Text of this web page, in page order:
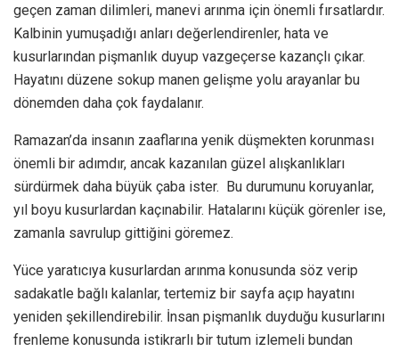
geçen zaman dilimleri, manevi arınma için önemli fırsatlardır.
Kalbinin yumuşadığı anları değerlendirenler, hata ve
kusurlarından pişmanlık duyup vazgeçerse kazançlı çıkar.
Hayatını düzene sokup manen gelişme yolu arayanlar bu
dönemden daha çok faydalanır.
Ramazan’da insanın zaaflarına yenik düşmekten korunması
önemli bir adımdır, ancak kazanılan güzel alışkanlıkları
sürdürmek daha büyük çaba ister. Bu durumunu koruyanlar,
yıl boyu kusurlardan kaçınabilir. Hatalarını küçük görenler ise,
zamanla savrulup gittiğini göremez.
Yüce yaratıcıya kusurlardan arınma konusunda söz verip
sadakatle bağlı kalanlar, tertemiz bir sayfa açıp hayatını
yeniden şekillendirebilir. İnsan pişmanlık duyduğu kusurlarını
frenleme konusunda istikrarlı bir tutum izlemeli bundan